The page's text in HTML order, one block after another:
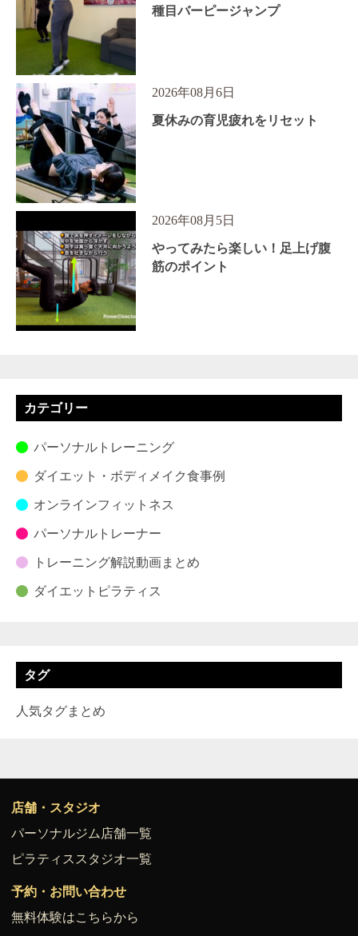
種目バーピージャンプ
2026年08月6日
夏休みの育児疲れをリセット
2026年08月5日
やってみたら楽しい！足上げ腹
筋のポイント
カテゴリー
パーソナルトレーニング
ダイエット・ボディメイク食事例
オンラインフィットネス
パーソナルトレーナー
トレーニング解説動画まとめ
ダイエットピラティス
タグ
人気タグまとめ
店舗・スタジオ
パーソナルジム店舗一覧
ピラティススタジオ一覧
予約・お問い合わせ
無料体験はこちらから